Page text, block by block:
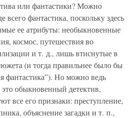
или фантастики? Можно
всего фантастика, поскольку здесь
ее атрибуты: необыкновенные
космос, путешествия во
и т. д., лишь втиснутые в
(и тогда правильнее было бы
фантастика”). Но можно ведь
это обыкновенный детектив,
все его признаки: преступление,
объяснение загадки и т. п.,